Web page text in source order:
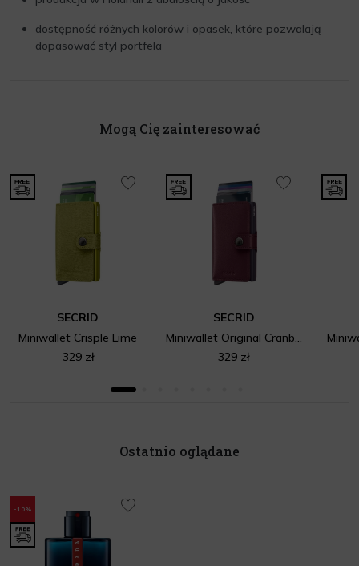
dostępność różnych kolorów i opasek, które pozwalają
dopasować styl portfela
Mogą Cię zainteresować
SECRID
Miniwallet Crisple Lime
329 zł
SECRID
Miniwallet Original Cranberry
329 zł
Ostatnio oglądane
-10%